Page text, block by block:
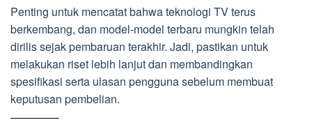
Penting untuk mencatat bahwa teknologi TV terus
berkembang, dan model-model terbaru mungkin telah
dirilis sejak pembaruan terakhir. Jadi, pastikan untuk
melakukan riset lebih lanjut dan membandingkan
spesifikasi serta ulasan pengguna sebelum membuat
keputusan pembelian.